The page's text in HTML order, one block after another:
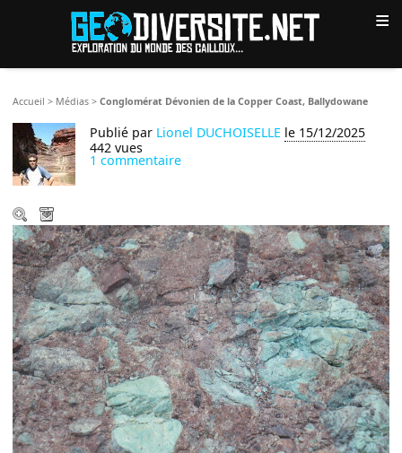
≡
Accueil > Médias >Conglomérat Dévonien de la Copper Coast, Ballydowane
Publié par Lionel DUCHOISELLE le 15/12/2025
442 vues
1 commentaire